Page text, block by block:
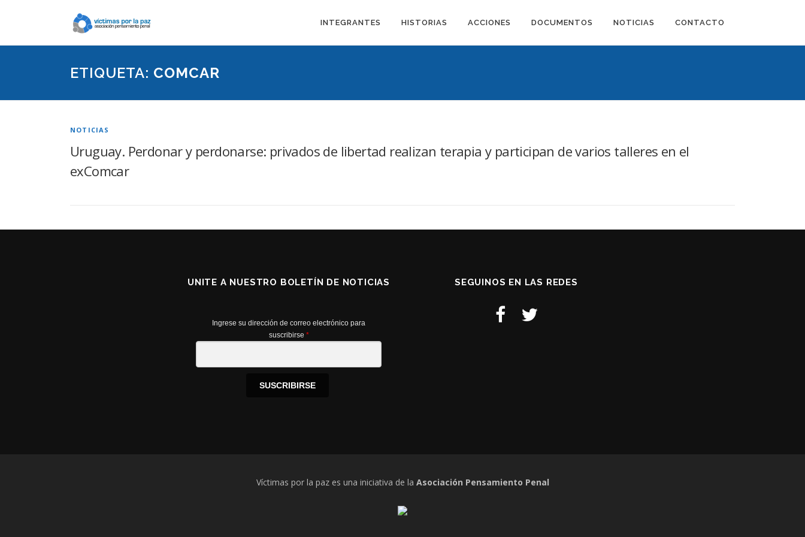
INTEGRANTES HISTORIAS ACCIONES DOCUMENTOS NOTICIAS CONTACTO
ETIQUETA: COMCAR
NOTICIAS
Uruguay. Perdonar y perdonarse: privados de libertad realizan terapia y participan de varios talleres en el
exComcar
UNITE A NUESTRO BOLETÍN DE NOTICIAS
Ingrese su dirección de correo electrónico para
suscribirse *
SUSCRIBIRSE
SEGUINOS EN LAS REDES
Víctimas por la paz es una iniciativa de la Asociación Pensamiento Penal